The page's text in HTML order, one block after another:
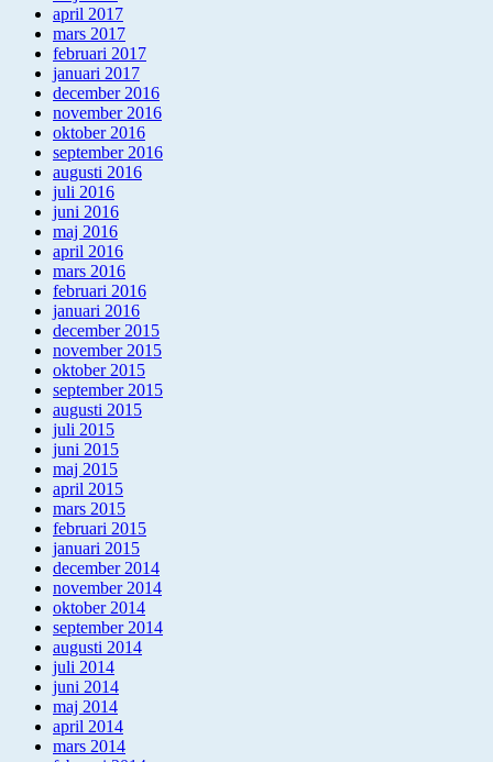
april 2017
mars 2017
februari 2017
januari 2017
december 2016
november 2016
oktober 2016
september 2016
augusti 2016
juli 2016
juni 2016
maj 2016
april 2016
mars 2016
februari 2016
januari 2016
december 2015
november 2015
oktober 2015
september 2015
augusti 2015
juli 2015
juni 2015
maj 2015
april 2015
mars 2015
februari 2015
januari 2015
december 2014
november 2014
oktober 2014
september 2014
augusti 2014
juli 2014
juni 2014
maj 2014
april 2014
mars 2014